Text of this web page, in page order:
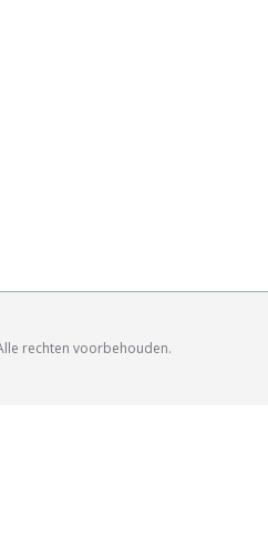
rechten voorbehouden.